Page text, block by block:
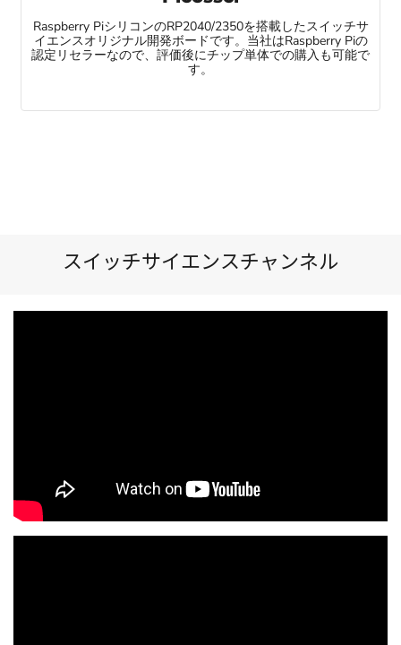
Raspberry PiシリコンのRP2040/2350を搭載したスイッチサ
イエンスオリジナル開発ボードです。当社はRaspberry Piの
認定リセラーなので、評価後にチップ単体での購入も可能で
す。
スイッチサイエンスチャンネル